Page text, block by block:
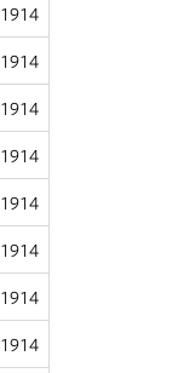
1914
1914
1914
1914
1914
1914
1914
1914